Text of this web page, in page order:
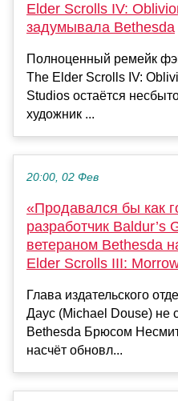
Elder Scrolls IV:
задумывала Bethesda
Полноценный ремейк
The Elder Scrolls IV:
Studios остаётся
художник ...
20:00, 02 Фев
«Продавался бы как
разработчик Baldur’s
ветераном Bethesda
Elder Scrolls III:
Глава издательского
Даус (Michael Douse) не
Bethesda Брюсом
насчёт обновл...